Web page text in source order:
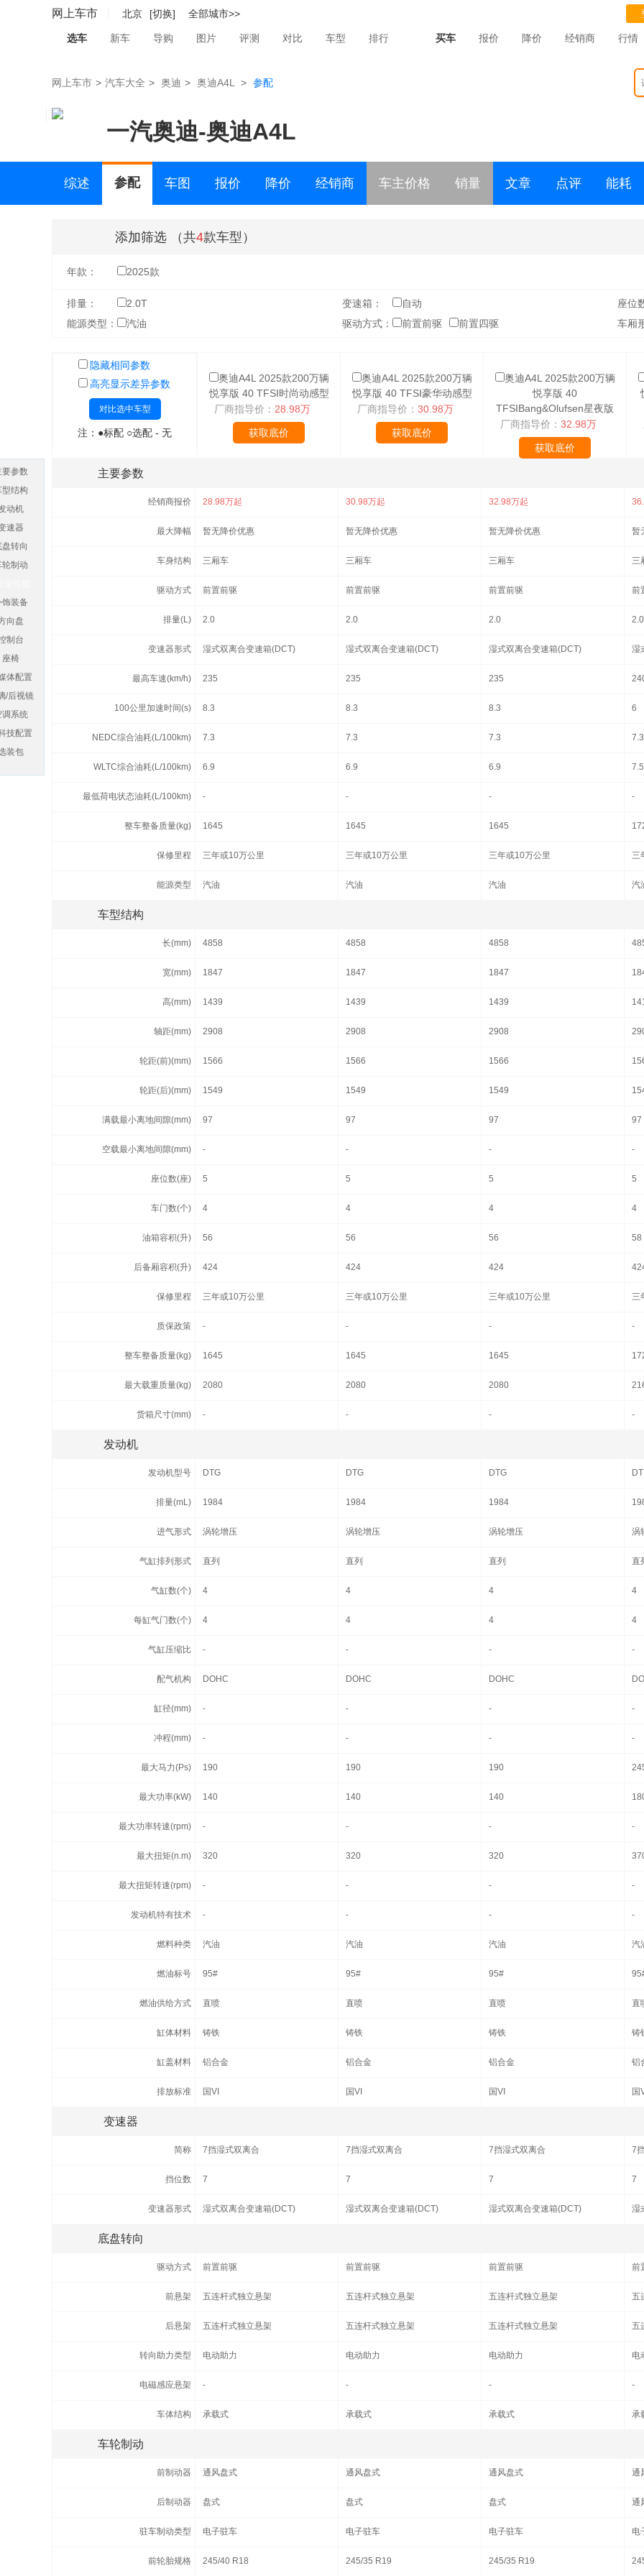
网上车市 北京 [切换] 全部城市>>
选车 新车 导购 图片 评测 对比 车型 排行 买车 报价 降价 经销商 行情
网上车市 > 汽车大全 > 奥迪 > 奥迪A4L > 参配
一汽奥迪-奥迪A4L
综述 参配 车图 报价 降价 经销商 车主价格 销量 文章 点评 能耗
添加筛选 （共4款车型）
年款： 2025款
排量： 2.0T 变速箱： 自动 座位
能源类型：
汽油 驱动方式： 前置前驱 前置四驱 车厢
隐藏相同参数
高亮显示差异参数
对比选中车型
注：●标配 ○选配 - 无
奥迪A4L 2025款200万辆
悦享版 40 TFSI时尚动感型
厂商指导价： 28.98万
获取底价
奥迪A4L 2025款200万辆
悦享版 40 TFSI豪华动感型
厂商指导价： 30.98万
获取底价
奥迪A4L 2025款200万辆
悦享版 40
TFSIBang&Olufsen星夜版
厂商指导价： 32.98万
获取底价
主要参数
经销商报价 28.98万起 30.98万起 32.98万起
最大降幅 暂无降价优惠 暂无降价优惠 暂无降价优惠 暂
车身结构 三厢车 三厢车 三厢车 三
驱动方式 前置前驱 前置前驱 前置前驱 前
排量(L) 2.0 2.0 2.0 2.0
变速器形式 湿式双离合变速箱(DCT) 湿式双离合变速箱(DCT) 湿式双离合变速箱(DCT) 湿
最高车速(km/h) 235 235 235
100公里加速时间(s) 8.3 8.3 8.3 6
NEDC综合油耗(L/100km) 7.3 7.3 7.3 7.3
WLTC综合油耗(L/100km) 6.9 6.9 6.9
最低荷电状态油耗(L/100km) - - - -
整车整备质量(kg) 1645 1645 1645
保修里程 三年或10万公里 三年或10万公里 三年或10万公里 三
能源类型 汽油 汽油 汽油 汽
车型结构
长(mm) 4858 4858 4858
宽(mm) 1847 1847 1847
高(mm) 1439 1439 1439
轴距(mm) 2908 2908 2908
轮距(前)(mm) 1566 1566 1566
轮距(后)(mm) 1549 1549 1549
满载最小离地间隙(mm) 97 97 97 97
空载最小离地间隙(mm) - - - -
座位数(座) 5 5 5 5
车门数(个) 4 4 4 4
油箱容积(升) 56 56 56 58
后备厢容积(升) 424 424 424
保修里程 三年或10万公里 三年或10万公里 三年或10万公里 三
质保政策 - - - -
整车整备质量(kg) 1645 1645 1645
最大载重质量(kg) 2080 2080 2080
货箱尺寸(mm) - - - -
发动机
发动机型号 DTG DTG DTG
排量(mL) 1984 1984 1984
进气形式 涡轮增压 涡轮增压 涡轮增压 涡
气缸排列形式 直列 直列 直列 直
气缸数(个) 4 4 4 4
每缸气门数(个) 4 4 4 4
气缸压缩比 - - - -
配气机构 DOHC DOHC DOHC
缸径(mm) - - - -
冲程(mm) - - - -
最大马力(Ps) 190 190 190
最大功率(kW) 140 140 140
最大功率转速(rpm) - - - -
最大扭矩(n.m) 320 320 320
最大扭矩转速(rpm) - - - -
发动机特有技术 - - - -
燃料种类 汽油 汽油 汽油 汽
燃油标号 95# 95# 95#
燃油供给方式 直喷 直喷 直喷 直
缸体材料 铸铁 铸铁 铸铁 铸
缸盖材料 铝合金 铝合金 铝合金 铝
排放标准 国VI 国VI 国VI 国
变速器
简称 7挡湿式双离合 7挡湿式双离合 7挡湿式双离合 7
挡位数 7 7 7 7
变速器形式 湿式双离合变速箱(DCT) 湿式双离合变速箱(DCT) 湿式双离合变速箱(DCT) 湿
底盘转向
驱动方式 前置前驱 前置前驱 前置前驱 前
前悬架 五连杆式独立悬架 五连杆式独立悬架 五连杆式独立悬架 五
后悬架 五连杆式独立悬架 五连杆式独立悬架 五连杆式独立悬架 五
转向助力类型 电动助力 电动助力 电动助力 电
电磁感应悬架 - - - -
车体结构 承载式 承载式 承载式 承
车轮制动
前制动器 通风盘式 通风盘式 通风盘式 通
后制动器 盘式 盘式 盘式 通
驻车制动类型 电子驻车 电子驻车 电子驻车 电
前轮胎规格 245/40 R18 245/35 R19 245/35 R19
要参数
型结构
动机
速器
盘转向
轮制动
饰装备
向盘
制台
座椅
体配置
/后视镜
调系统
技配置
装包